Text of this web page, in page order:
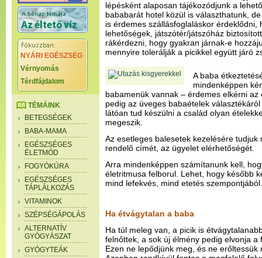
NYÁRI EGÉSZSÉG
Vérnyomás
Térdfájdalom
TÉMÁINK
BETEGSÉGEK
BABA-MAMA
EGÉSZSÉGES
ÉLETMÓD
FOGYÓKÚRA
EGÉSZSÉGES
TÁPLÁLKOZÁS
VITAMINOK
SZÉPSÉGÁPOLÁS
ALTERNATÍV
GYÓGYÁSZAT
GYÓGYTEÁK
lépésként alaposan tájékozódjunk a
bababarát hotel közül is választhatunk,
is érdemes szállásfoglaláskor érdeklődni,
lehetőségek, játszótér/játszóház
rákérdezni, hogy gyakran járnak-e
mennyire tolerálják a picikkel együtt járó
A baba
mindenképpen
babamenük vannak – érdemes elkérni
pedig az üveges babaételek
látóan tud készülni a család olyan
megeszik.
Az esetleges balesetek kezelésére
rendelő címét, az ügyelet elérhetőségét.
Arra mindenképpen számítanunk kell,
életritmusa felborul. Lehet, hogy később
mind lefekvés, mind etetés szempontjából.
Ha étvágytalan a baba
Ha túl meleg van, a picik is
felnőttek, a sok új élmény pedig elvonja a
Ezen ne lepődjünk meg, és ne erőltessük